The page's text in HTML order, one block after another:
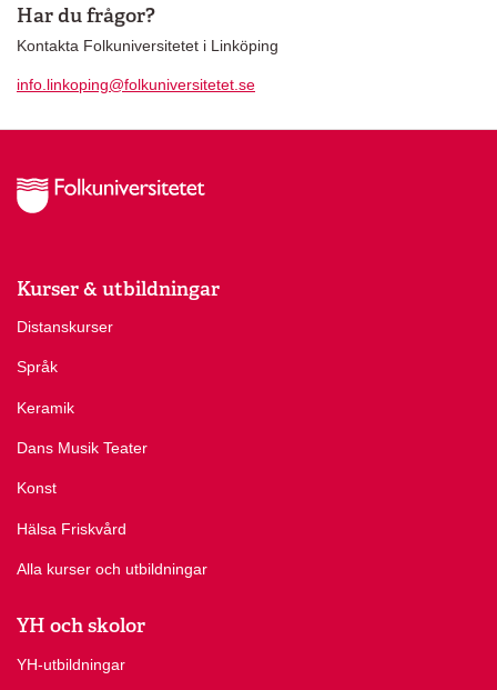
Har du frågor?
Kontakta Folkuniversitetet i Linköping
info.linkoping@folkuniversitetet.se
Kurser & utbildningar
Distanskurser
Språk
Keramik
Dans Musik Teater
Konst
Hälsa Friskvård
Alla kurser och utbildningar
YH och skolor
YH-utbildningar